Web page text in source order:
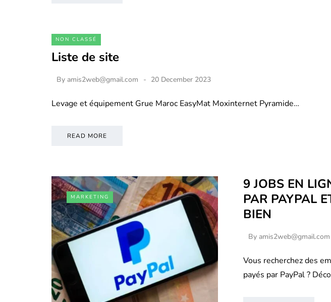
NON CLASSÉ
Liste de site
By amis2web@gmail.com 20 December 2023
Levage et équipement Grue Maroc EasyMat Moxinternet Pyramide…
READ MORE
MARKETING
9 JOBS EN
PAR PAYPAL
BIEN
By amis2web@gmail.com
Vous recherchez des
payés par PayPal ?